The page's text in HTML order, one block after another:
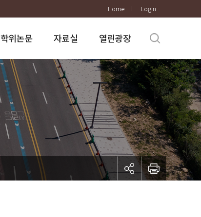
Home Login
학위논문 자료실 열린광장